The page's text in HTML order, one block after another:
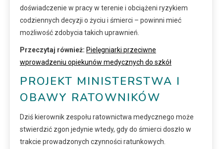
doświadczenie w pracy w terenie i obciążeni ryzykiem
codziennych decyzji o życiu i śmierci – powinni mieć
możliwość zdobycia takich uprawnień.
Przeczytaj również: Pielęgniarki przeciwne
wprowadzeniu opiekunów medycznych do szkół
PROJEKT MINISTERSTWA I
OBAWY RATOWNIKÓW
Dziś kierownik zespołu ratownictwa medycznego może
stwierdzić zgon jedynie wtedy, gdy do śmierci doszło w
trakcie prowadzonych czynności ratunkowych.